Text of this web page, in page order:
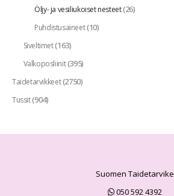
Öljy- ja vesiliukoiset nesteet(26)
Puhdistusaineet(10)
Siveltimet(163)
Valkoposliinit(395)
Taidetarvikkeet(2750)
Tussit(904)
Suomen Taidetarvike
050 592 4392